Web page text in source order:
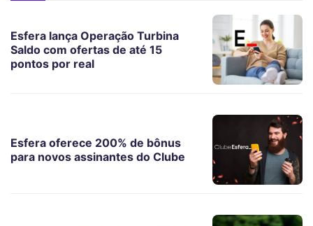
Esfera lança Operação Turbina
Saldo com ofertas de até 15
pontos por real
Esfera oferece 200% de bônus
para novos assinantes do Clube